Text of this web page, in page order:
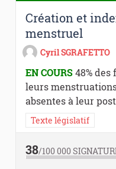
Création et
menstruel
Cyril SGRAFETTO
EN COURS48%
leurs
absentes à leur
Texte législatif
38/100 000